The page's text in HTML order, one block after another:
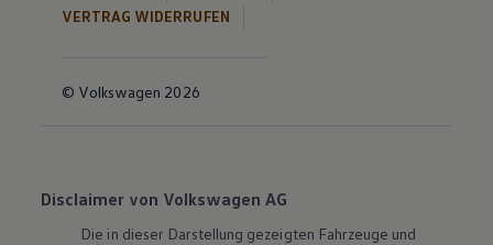
VERTRAG WIDERRUFEN
© Volkswagen 2026
Disclaimer von Volkswagen AG
Die in dieser Darstellung gezeigten Fahrzeuge und